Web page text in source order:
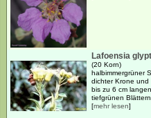
Lafoensia
(20 Korn)
halbimmergrüner
dichter Krone
bis zu 6 cm
tiefgrünen
[mehr lesen]